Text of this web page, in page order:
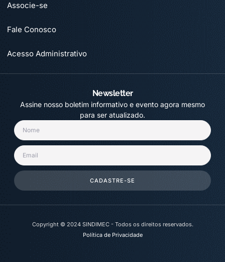
Associe-se
Fale Conosco
Acesso Administrativo
Newsletter
Assine nosso boletim informativo e evento agora mesmo
para ser atualizado.
CADASTRE-SE
Copyright © 2024 SINDIMEC - Todos os direitos reservados.
Política de Privacidade